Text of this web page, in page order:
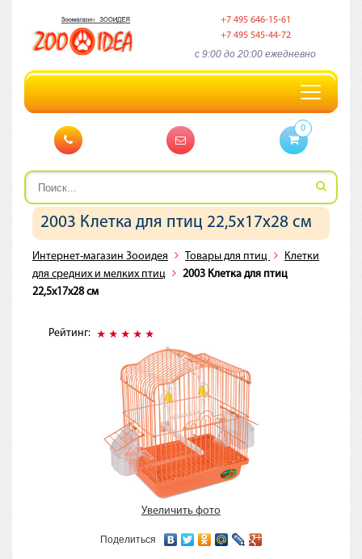
+7 495 646-15-61
+7 495 545-44-72
c 9:00 до 20:00 ежедневно
Toggle
navigation
0
2003 Клетка для птиц 22,5х17х28 см
Интернет-магазин Зооидея Товары для птиц
Клетки
для средних и мелких птиц
2003 Клетка для птиц
22,5х17х28 см
Рейтинг:
Увеличить фото
Поделиться